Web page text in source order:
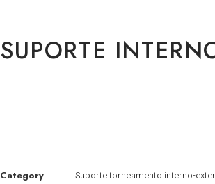
SUPORTE
Category Suporte torneamento interno-